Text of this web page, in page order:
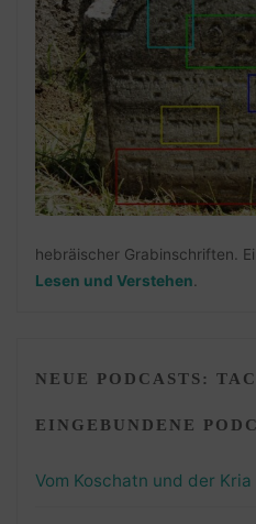
hebräischer Grabinschriften.
Lesen und Verstehen.
NEUE PODCASTS:
EINGEBUNDENE
Vom Koschatn und der Kria